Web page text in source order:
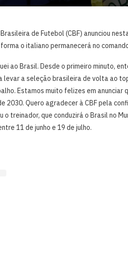
de Futebol (CBF) anunciou
o italiano permanecerá no
ao Brasil. Desde o primeiro minuto,
a seleção brasileira de volta ao
Estamos muito felizes em anunciar
2030. Quero agradecer à CBF pela
o treinador, que conduzirá o Brasil no
11 de junho e 19 de julho.